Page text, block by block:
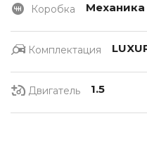
Коробка Механика
Комплектация
Двигатель 1.5